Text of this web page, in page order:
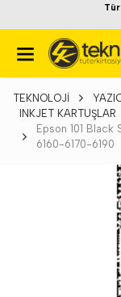
TEKNOLOJİ
INKJET KARTUŞLAR
Epson 101
6160-6170-6190